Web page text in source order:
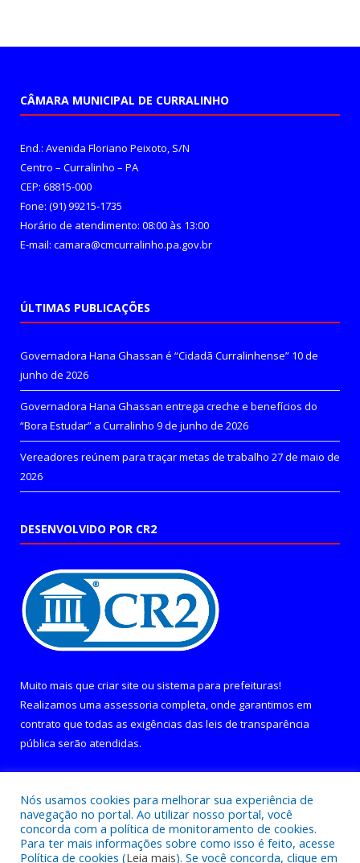
CÂMARA MUNICIPAL DE CURRALINHO
End.: Avenida Floriano Peixoto, S/N
Centro – Curralinho – PA
CEP: 68815-000
Fone: (91) 99215-1735
Horário de atendimento: 08:00 às 13:00
E-mail: camara@cmcurralinho.pa.gov.br
ÚLTIMAS PUBLICAÇÕES
Governadora Hana Ghassan é “Cidadã Curralinhense” 10 de
junho de 2026
Governadora Hana Ghassan entrega creche e benefícios do
“Bora Estudar” a Curralinho 9 de junho de 2026
Vereadores reúnem para traçar metas de trabalho 27 de maio de
2026
DESENVOLVIDO POR CR2
Muito mais que criar site ou sistema para prefeituras!
Realizamos uma assessoria completa, onde garantimos em
contrato que todas as exigências das leis de transparência
pública serão atendidas.
Nós usamos cookies para melhorar sua experiência de
navegação no portal. Ao utilizar nosso portal, você
concorda com a política de monitoramento de cookies.
Para ter mais informações sobre como isso é feito, acesse
Política de cookies (Leia mais). Se você concorda, clique em